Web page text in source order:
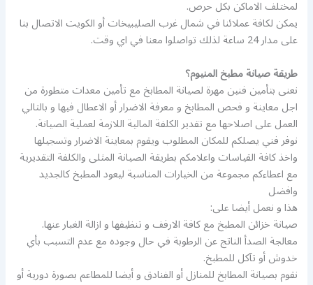
لمختلف الاماكن بكل حرص.
يمكن لكافة عملائنا في شمال غرب الصليبيخات أو الكويت الاتصال بنا
على مدار 24 ساعة لذلك تواصلوا معنا في اي وقت.
طريقة صيانة مطبخ المنيوم؟
نعنى بتأمين فنين مهرة لصيانة المطابخ مع تأمين معدات متطورة من
اجل معاينة و فحص المطابخ و معرفة الاضرار أو الاعطال فيها و بالتالي
العمل على اصلاحها مع تقدير الكلفة المالية اللازمة لعملية الصيانة.
نوفر فني يصلكم للمكان المطلوب ويقوم بمعاينة الاضرار وتسجيلها
واخذ كافة القياسات واعلامكم بطريقة الصيانة المثلى والكلفة التقديرية
مع اعطاءكم مجموعة من الخيارات المناسبة ليعود المطبخ كالجديد
وافضل
هذا و نعمل أيضا على:
صيانة خزائن المطبخ مع كافة الارفف و تنظيفها و ازالة الغبار عنها.
معالجة الصدأ الناتج عن الرطوبة في حال وجوده مع عدم التسبب بأي
خدوش أو تآكل للمطبخ.
نقوم بصيانة المطابخ للمنازل أو الفنادق و أيضا للمطاعم بصورة دورية أو